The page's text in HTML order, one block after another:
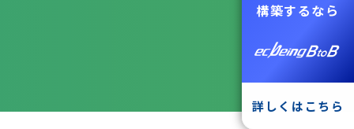
構築するなら
詳しくはこちら